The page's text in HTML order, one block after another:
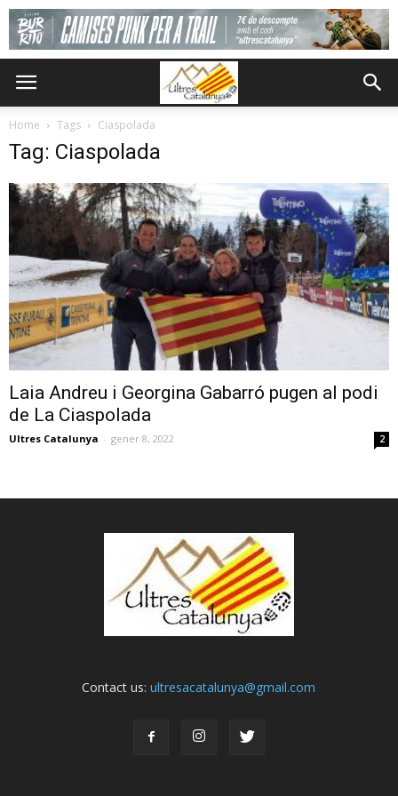
Home Tags Ciaspolada
Tag: Ciaspolada
Laia Andreu i Georgina Gabarró pugen al podi
de La Ciaspolada
Ultres Catalunya - gener 8, 2022 2
Contact us:ultresacatalunya@gmail.com